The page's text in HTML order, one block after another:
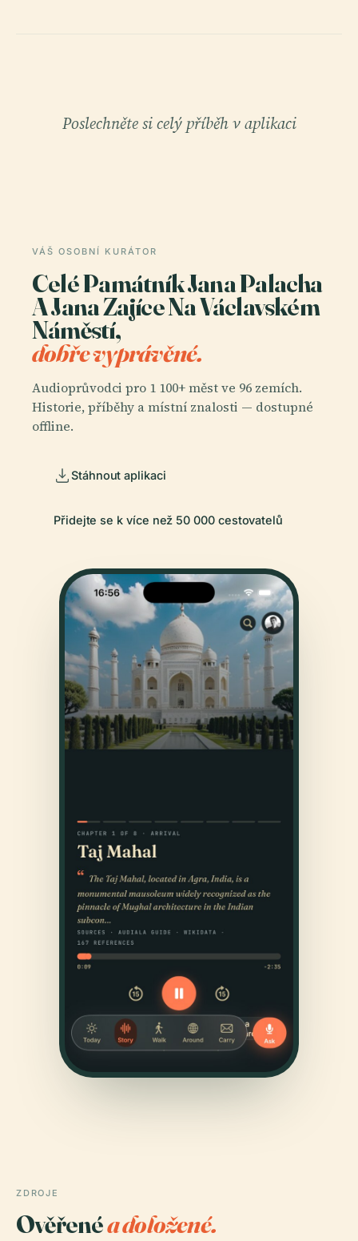
Poslechněte si celý příběh v aplikaci
VÁŠ OSOBNÍ KURÁTOR
Celé Památník Jana Palacha
A Jana Zajíce Na Václavském
Náměstí,
dobře vyprávěné.
Audioprůvodci pro 1 100+ měst ve 96 zemích.
Historie, příběhy a místní znalosti — dostupné
offline.
Stáhnout aplikaci
Přidejte se k více než 50 000 cestovatelů
ZDROJE
Ověřenéa doložené.